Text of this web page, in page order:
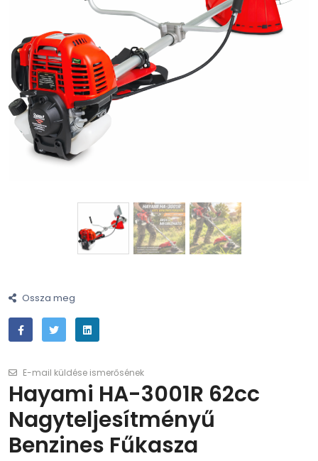
Ossza meg
E-mail küldése ismerősének
Hayami HA-3001R 62cc
Nagyteljesítményű
Benzines Fűkasza